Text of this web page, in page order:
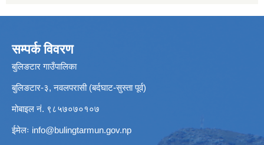
सम्पर्क विवरण
बुलिङटार गाउँपालिका
बुलिङटार-३, नवलपरासी (बर्दघाट-सुस्ता पूर्व)
मोबाइल नं. ९८५७०७०१०७
ईमेलः info@bulingtarmun.gov.np